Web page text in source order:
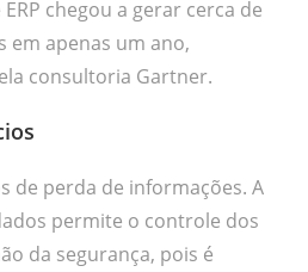
chegou a gerar cerca de
em apenas um ano,
consultoria Gartner.
de perda de informações. A
permite o controle dos
da segurança, pois é